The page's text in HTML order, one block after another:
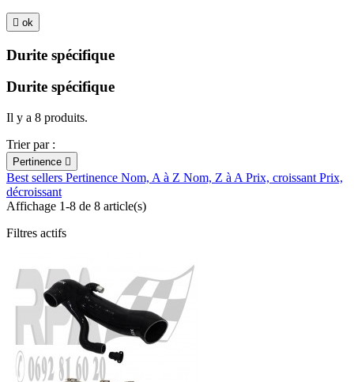
 ok
Durite spécifique
Durite spécifique
Il y a 8 produits.
Trier par :
Pertinence 
Best sellers Pertinence Nom, A à Z Nom, Z à A Prix, croissant Prix,
décroissant
Affichage 1-8 de 8 article(s)
Filtres actifs